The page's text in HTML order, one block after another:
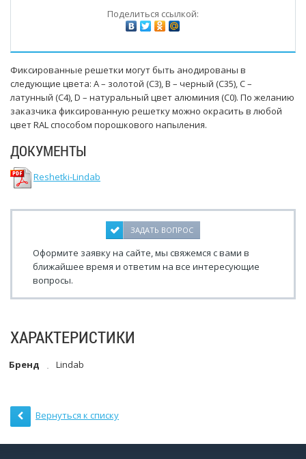
Поделиться ссылкой:
Фиксированные решетки могут быть анодированы в
следующие цвета: A – золотой (C3), B – черный (C35), C –
латунный (C4), D – натуральный цвет алюминия (C0). По желанию
заказчика фиксированную решетку можно окрасить в любой
цвет RAL способом порошкового напыления.
ДОКУМЕНТЫ
Reshetki-Lindab
ЗАДАТЬ ВОПРОС
Оформите заявку на сайте, мы свяжемся с вами в
ближайшее время и ответим на все интересующие
вопросы.
ХАРАКТЕРИСТИКИ
Бренд Lindab
Вернуться к списку